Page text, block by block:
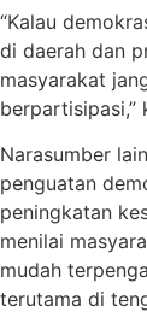
“Kalau
di daerah dan
masyarakat
berpartisipasi,”
Narasumber
penguatan
peningkatan
menilai
mudah
terutama di